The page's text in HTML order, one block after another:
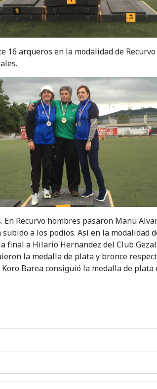
arqueros en la modalidad de
Recurvo hombres pasaron Manu
subido a los podios. Así en la
a Hilario Hernandez del Club
la medalla de plata y bronce
Barea consiguió la medalla de